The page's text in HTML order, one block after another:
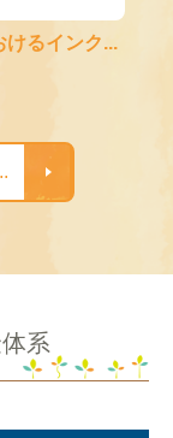
けるインク...
系